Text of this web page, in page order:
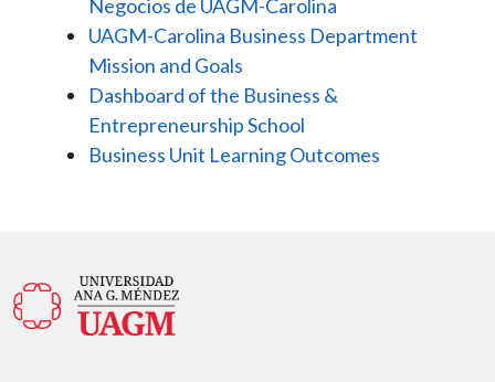
Negocios de UAGM-Carolina
UAGM-Carolina Business Department
Mission and Goals
Dashboard of the Business &
Entrepreneurship School
Business Unit Learning Outcomes